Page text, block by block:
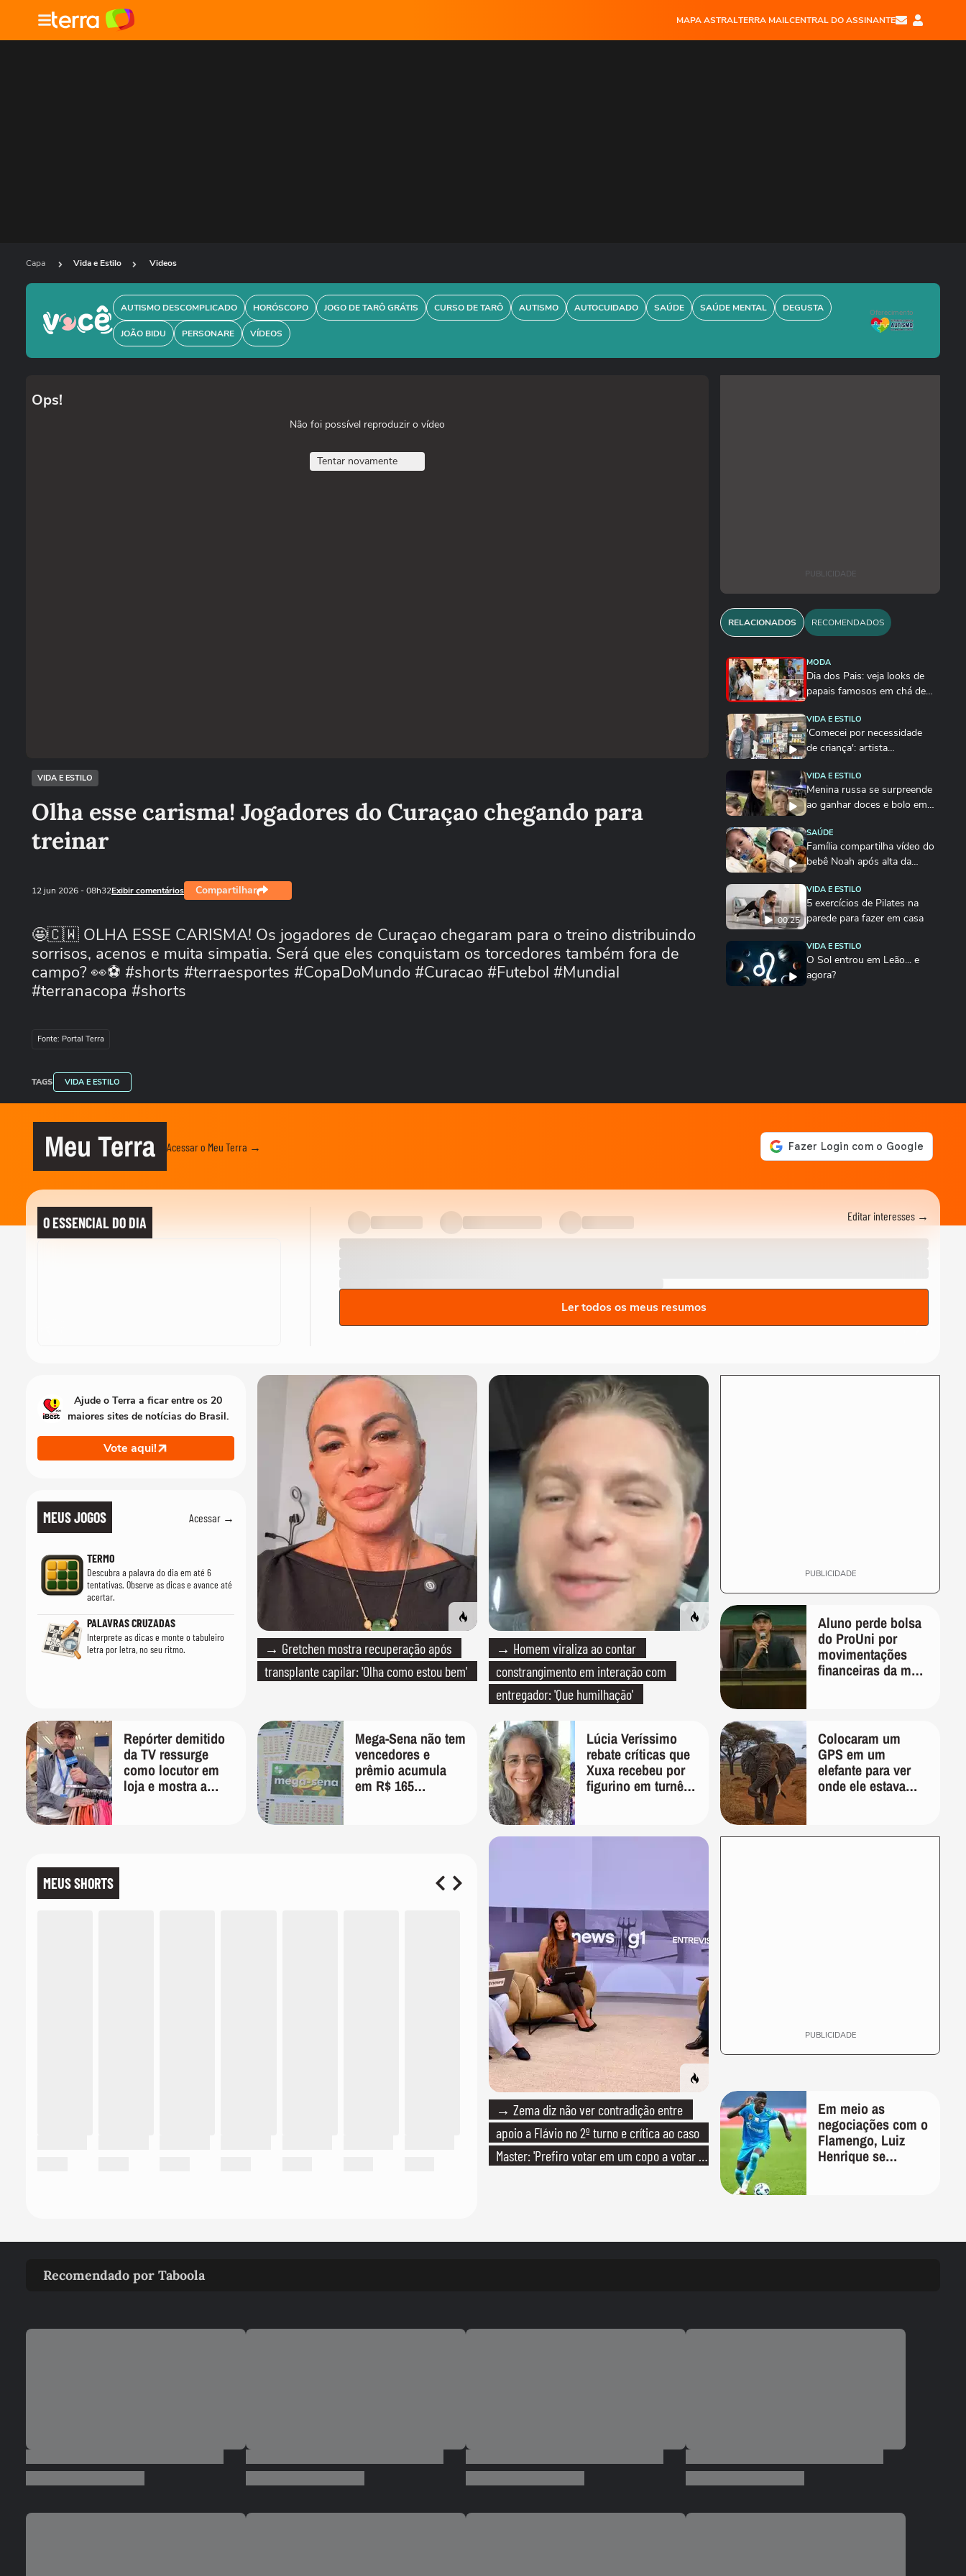
MAPA ASTRALTERRA MAILCENTRAL DO ASSINANTE
Capa Vida e Estilo Videos
AUTISMO DESCOMPLICADO HORÓSCOPO JOGO DE TARÔ GRÁTIS CURSO DE TARÔ AUTISMO AUTOCUIDADO SAÚDE SAÚDE MENTAL DEGUSTA
JOÃO BIDU PERSONARE VÍDEOS
Oferecimento
Ops!
Não foi possível reproduzir o vídeo
Tentar novamente
VIDA E ESTILO
Olha esse carisma! Jogadores do Curaçao chegando para
treinar
12 jun 2026- 08h32Exibir comentários Compartilhar
🤩🇨🇼 OLHA ESSE CARISMA! Os jogadores de Curaçao chegaram para o treino distribuindo
sorrisos, acenos e muita simpatia. Será que eles conquistam os torcedores também fora de
campo? 👀⚽ #shorts #terraesportes #CopaDoMundo #Curacao #Futebol #Mundial
#terranacopa #shorts
Fonte: Portal Terra
TAGS VIDA E ESTILO
PUBLICIDADE
RELACIONADOS RECOMENDADOS
MODA
Dia dos Pais: veja looks de
papais famosos em chá de
VIDA E ESTILO
'Comecei por necessidade
de criança': artista
VIDA E ESTILO
Menina russa se surpreende
ao ganhar doces e bolo em
SAÚDE
Família compartilha vídeo do
bebê Noah após alta da
00:25
VIDA E ESTILO
5 exercícios de Pilates na
parede para fazer em casa
VIDA E ESTILO
O Sol entrou em Leão... e
agora?
Cães e gatos precisam
comer mais no frio?
Como fazer bolo mesclado
gastando pouco
ANDRÉ MANTOVANNI
André Mantovanni
previsões de André
Meu Terra Acessar o Meu Terra →
O ESSENCIAL DO DIA Editar interesses →
Ler todos os meus resumos
MEUS JOGOS Acessar →
TERMO
Descubra a palavra do dia em até 6
tentativas. Observe as dicas e avance até
acertar.
PALAVRAS CRUZADAS
Interprete as dicas e monte o tabuleiro
letra por letra, no seu ritmo.
→ Gretchen mostra recuperação após
transplante capilar: 'Olha como estou bem'
→ Homem viraliza ao contar
constrangimento em interação com
entregador: 'Que humilhação'
PUBLICIDADE
→ Zema diz não ver contradição entre
apoio a Flávio no 2º turno e crítica ao caso
Master: 'Prefiro votar em um copo a votar no
Aluno perde bolsa
do ProUni por
movimentações
financeiras da mãe
Repórter demitido
da TV ressurge
como locutor em
loja e mostra a
Mega-Sena não tem
vencedores e
prêmio acumula
em R$ 165
Lúcia Veríssimo
rebate críticas que
Xuxa recebeu por
figurino em turnê:
Colocaram um
GPS em um
elefante para ver
onde ele estava
desenhou um
MEUS SHORTS
PUBLICIDADE
Ajude o Terra a ficar entre os 20
maiores sites de notícias do Brasil.
Vote aqui!
Em meio as
negociações com o
Flamengo, Luiz
Henrique se
Recomendado por Taboola